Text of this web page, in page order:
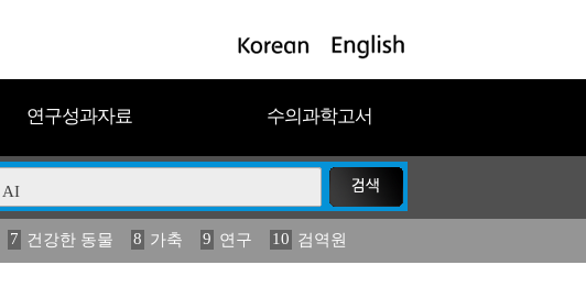
연구성과자료 수의과학고서
7 건강한 동물 8 가축 9 연구 10 검역원
관리 17 연보 18 농림수산 19 2023